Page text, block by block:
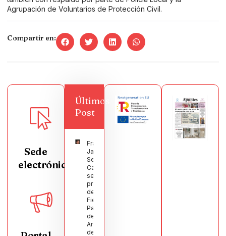
Agrupación de Voluntarios de Protección Civil.
Compartir en:
Sede
electrónica
Últimos
Post
Francisco
Javier
Segura
Castellanos
será el
pregonero
de las
Fiestas
Patronales
de
Argamasilla
de